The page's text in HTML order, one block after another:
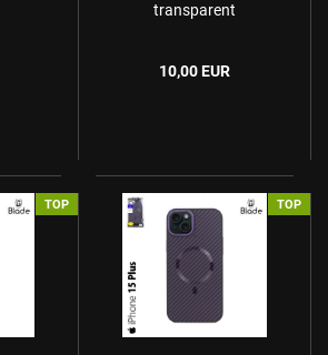
transparent
10,00 EUR
TOP TOP